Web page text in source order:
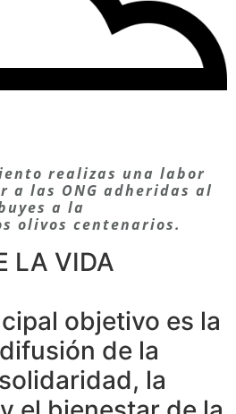
realizas una labor
a las ONG adheridas al
a la
olivos centenarios.
LA VIDA
objetivo es la
de la
la